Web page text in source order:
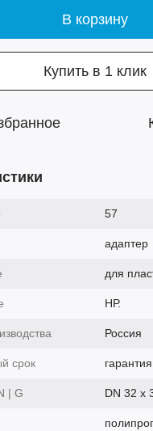
В корзину
Купить в 1 клик
57
адаптер
для
НР.
Россия
срок
| G DN 32 х